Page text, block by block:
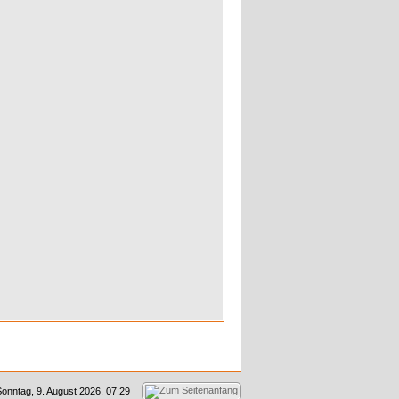
9. August 2026, 07:29